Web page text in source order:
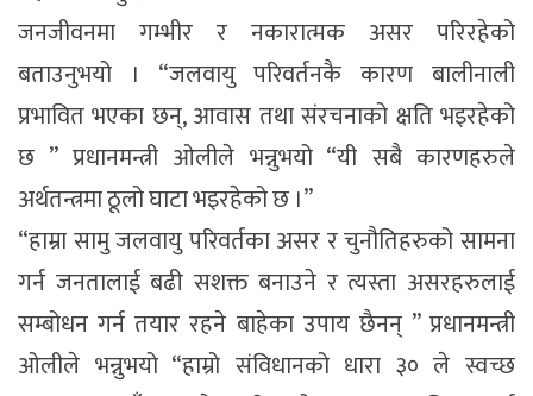
जनजीवनमा गम्भीर र नकारात्मक असर परिरहेको
बताउनुभयो । “जलवायु परिवर्तनकै कारण बालीनाली
प्रभावित भएका छन्, आवास तथा संरचनाको क्षति भइरहेको
छ ” प्रधानमन्त्री ओलीले भन्नुभयो “यी सबै कारणहरुले
अर्थतन्त्रमा ठूलो घाटा भइरहेको छ ।”
“हाम्रा सामु जलवायु परिवर्तका असर र चुनौतिहरुको सामना
गर्न जनतालाई बढी सशक्त बनाउने र त्यस्ता असरहरुलाई
सम्बोधन गर्न तयार रहने बाहेका उपाय छैनन् ” प्रधानमन्त्री
ओलीले भन्नुभयो “हाम्रो संविधानको धारा ३० ले स्वच्छ